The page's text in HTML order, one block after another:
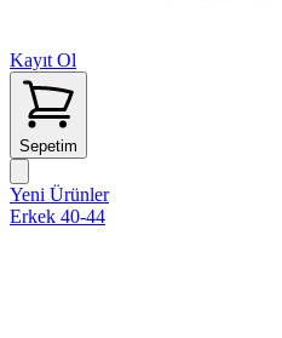
Kayıt Ol
Sepetim
Yeni Ürünler
Erkek 40-44